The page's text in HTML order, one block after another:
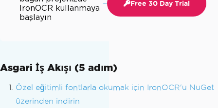
IronOCR kullanmaya
başlayın
Free 30 Day Trial
Asgari İş Akışı (5 adım)
Özel eğitimli fontlarla okumak için IronOCR'u NuGet
üzerinden indirin